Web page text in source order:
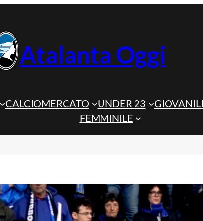
Atalanta Oggi
CALCIOMERCATO UNDER 23 GIOVANILI
FEMMINILE